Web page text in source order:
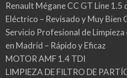
Renault Mégane CC GT Line
Eléctrico – Revisado y Muy Bien
Servicio Profesional de
en Madrid – Rápido y Eficaz
MOTOR AMF 1.4 TDI
LIMPIEZA DE FILTRO DE